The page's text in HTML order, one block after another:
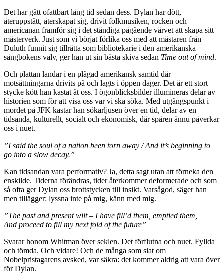
Det har gått ofattbart lång tid sedan dess. Dylan har dött,
återuppstått, återskapat sig, drivit folkmusiken, rocken och
americanan framför sig i det ständiga pågående värvet att skapa sitt
mästerverk. Just som vi börjat förlika oss med att mästaren från
Duluth funnit sig tillrätta som bibliotekarie i den amerikanska
sångbokens valv, ger han ut sin bästa skiva sedan Time out of mind.
Och plattan landar i en plågad amerikansk samtid där
motsättningarna drivits på och lagts i öppen dager. Det är ett stort
stycke kött han kastat åt oss. I ögonblicksbilder illumineras delar av
historien som för att visa oss var vi ska söka. Med utgångspunkt i
mordet på JFK kastar han sökarljusen över en tid, delar av en
tidsanda, kulturellt, socialt och ekonomisk, där spåren ännu påverkar
oss i nuet.
”I said the soul of a nation been torn away / And it’s beginning to
go into a slow decay.”
Kan tidsandan vara performativ? Ja, detta sagt utan att förneka den
enskilde. Tiderna förändras, tider återkommer deformerade och som
så ofta ger Dylan oss brottstycken till insikt. Varsågod, säger han
men tillägger: lyssna inte på mig, känn med mig.
”The past and present wilt – I have fill’d them, emptied them,
And proceed to fill my next fold of the future”
Svarar honom Whitman över seklen. Det förflutna och nuet. Fyllda
och tömda. Och vidare! Och de många som siat om
Nobelpristagarens avsked, var säkra: det kommer aldrig att vara över
för Dylan.